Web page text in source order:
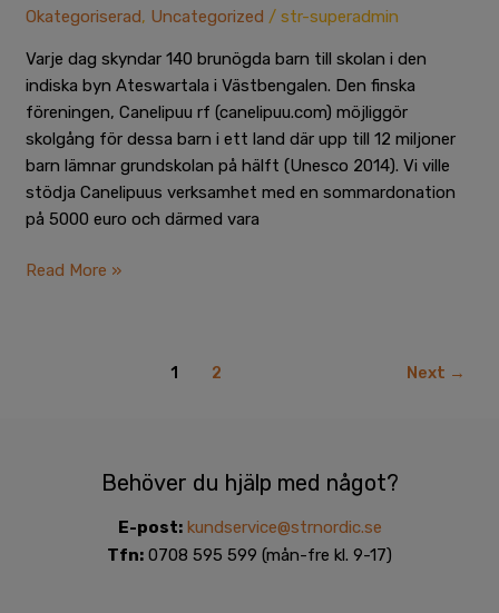
Okategoriserad, Uncategorized /str-superadmin
Varje dag skyndar 140 brunögda barn till skolan i den
indiska byn Ateswartala i Västbengalen. Den finska
föreningen, Canelipuu rf (canelipuu.com) möjliggör
skolgång för dessa barn i ett land där upp till 12 miljoner
barn lämnar grundskolan på hälft (Unesco 2014). Vi ville
stödja Canelipuus verksamhet med en sommardonation
på 5000 euro och därmed vara
Read More »
1 2 Next →
Behöver du hjälp med något?
E-post: kundservice@strnordic.se
Tfn: 0708 595 599 (mån-fre kl. 9-17)